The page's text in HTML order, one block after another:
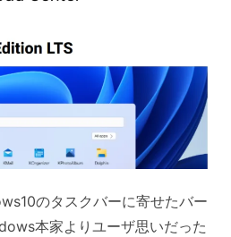
のタスクバーに寄せたバー
本家よりユーザ思いだった